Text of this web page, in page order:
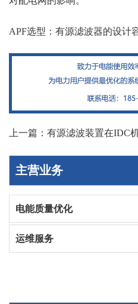
APF选型：有源滤波器的设计
上一篇： 有源滤波装置在IDC
主营业务
电能质量优化
运维服务